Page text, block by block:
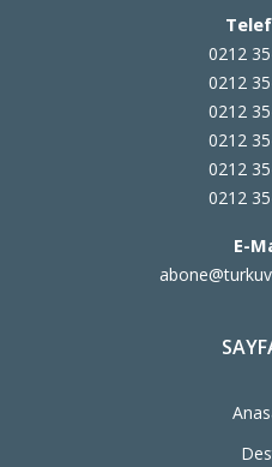
0212
0212
0212
0212
0212
0212
E-